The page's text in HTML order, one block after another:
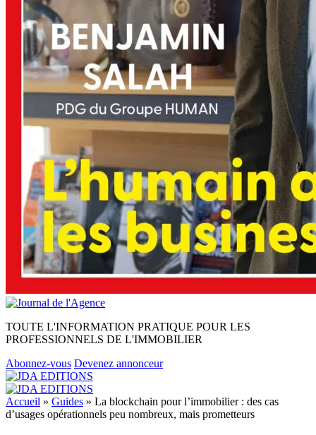
TOUTE L'INFORMATION PRATIQUE POUR LES
PROFESSIONNELS DE L'IMMOBILIER
Abonnez-vous Devenez annonceur
Accueil » Guides » La blockchain pour l’immobilier : des cas
d’usages opérationnels peu nombreux, mais prometteurs